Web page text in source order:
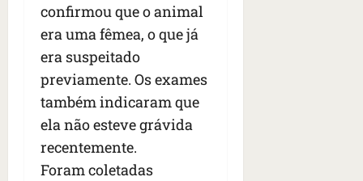
confirmou que o animal
era uma fêmea, o que já
era suspeitado
previamente. Os exames
também indicaram que
ela não esteve grávida
recentemente.
Foram coletadas